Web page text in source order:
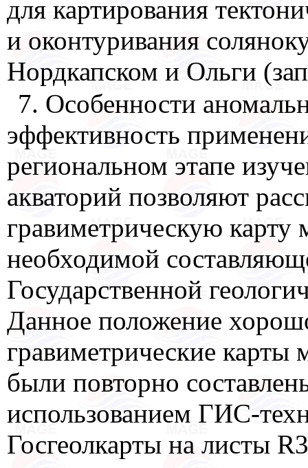
для картирования
и оконтуривания
Нордкапском и Ольги
7. Особенности
эффективность
региональном этапе
акваторий позволяют
гравиметрическую карту
необходимой
Государственной
Данное положение
гравиметрические карты
были повторно
использованием ГИС-
Госгеолкарты на листы